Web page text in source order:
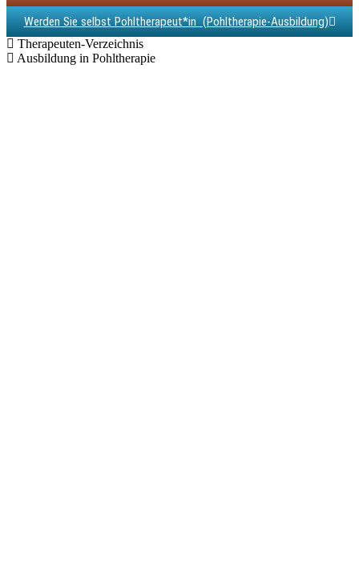
Werden Sie selbst Pohltherapeut*in(Pohltherapie-Ausbildung)
Therapeuten-Verzeichnis
Ausbildung in Pohltherapie